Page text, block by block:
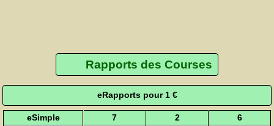
Rapports des Courses
eRapports pour 1 €
eSimple 7 2
6